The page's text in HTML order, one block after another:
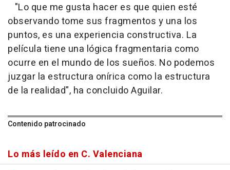
"Lo que me gusta hacer es que quien esté
observando tome sus fragmentos y una los
puntos, es una experiencia constructiva. La
película tiene una lógica fragmentaria como
ocurre en el mundo de los sueños. No podemos
juzgar la estructura onírica como la estructura
de la realidad", ha concluido Aguilar.
Contenido patrocinado
Lo más leído en C. Valenciana